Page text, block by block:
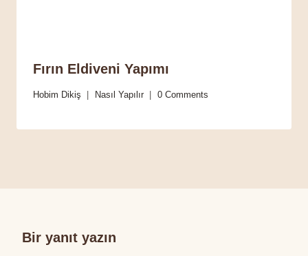
Fırın Eldiveni Yapımı
Hobim Dikiş Nasıl Yapılır 0 Comments
Bir yanıt yazın